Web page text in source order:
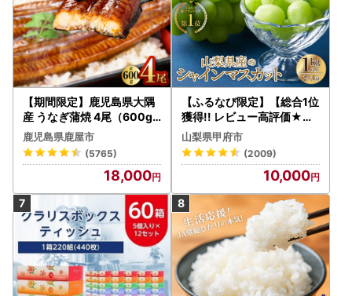
【期間限定】鹿児島県大隅
産 うなぎ蒲焼 4尾（600g
） KN007-004-04-cp18
うなぎ 鰻 魚 惣菜 総菜
鹿児島県鹿屋市
(5765)
18,000
【ふるなび限定】【総合1位
獲得!! レビュー高評価★】
〈2026年度配送分〉山梨
県産 シャインマスカット 2
～3房（1.0kg以上）シャイ
ン フルーツ FN-Limited-S
P
山梨県甲府市
(2009)
10,000